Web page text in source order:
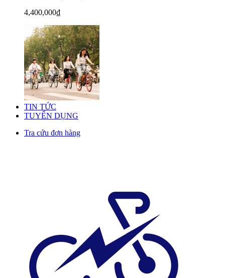
4,400,000₫
TIN TỨC
TUYỂN DỤNG
Tra cứu đơn hàng